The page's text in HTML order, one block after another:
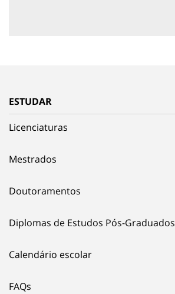
ESTUDAR
Licenciaturas
Mestrados
Doutoramentos
Diplomas de Estudos Pós-Graduados
Calendário escolar
FAQs